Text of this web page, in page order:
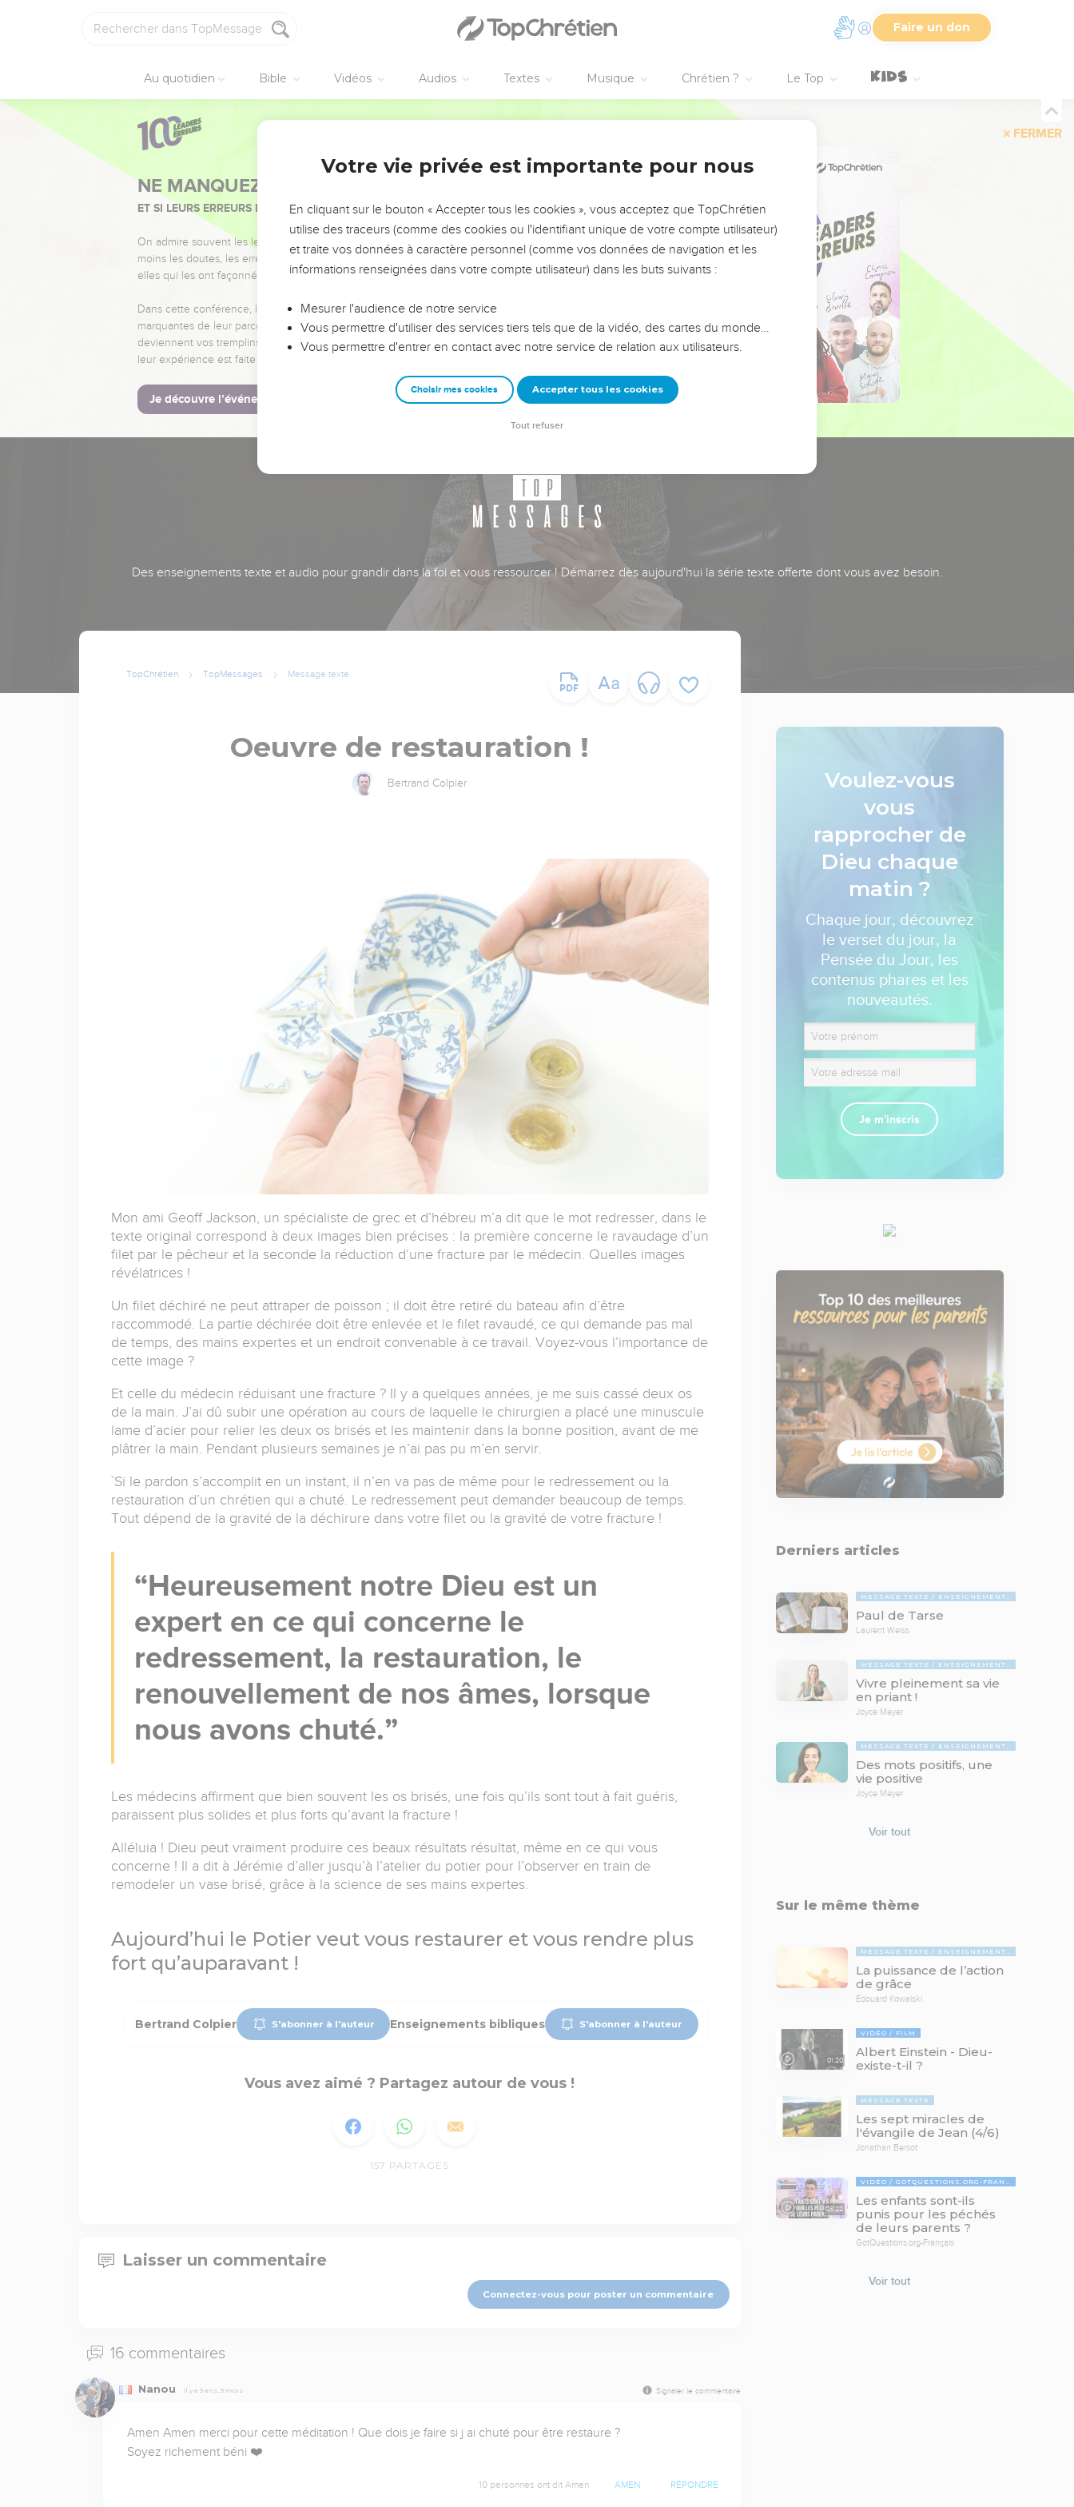
Faire un don
Au quotidien Bible Vidéos Audios Textes Musique Chrétien ? Le Top
FERMER
NE MANQUEZ PAS L’ÉVÉNEMENT DE L’ANNÉE !
ET SI LEURS ERREURS POUVAIENT VOUS ÉVITER LES VOTRES ?
On admire souvent les leaders pour leurs réussites, leur impact, leur foi ou leur vision. Mais on voit
moins les doutes, les erreurs et les saisons difficiles qu'ils ont traversés, alors même que ce sont
elles qui les ont façonnés.
Dans cette conférence, leaders, entrepreneurs, et responsables reviennent sur les erreurs
marquantes de leur parcours et les clés pour avancer avec plus de sagesse afin que leurs erreurs
deviennent vos tremplins. Que vous guidiez un ministère, une équipe, un groupe ou une famille,
leur expérience est faite pour vous.
Je découvre l’événement
Des enseignements texte et audio pour grandir dans la foi et vous ressourcer ! Démarrez dès aujourd'hui la série texte offerte dont vous avez besoin.
TopChrétien TopMessages Message texte
Oeuvre de restauration !
Bertrand Colpier
Mon ami Geoff Jackson, un spécialiste de grec et d’hébreu m’a dit que le mot redresser, dans le
texte original correspond à deux images bien précises : la première concerne le ravaudage d’un
filet par le pêcheur et la seconde la réduction d’une fracture par le médecin. Quelles images
révélatrices !
Un filet déchiré ne peut attraper de poisson ; il doit être retiré du bateau afin d’être
raccommodé. La partie déchirée doit être enlevée et le filet ravaudé, ce qui demande pas mal
de temps, des mains expertes et un endroit convenable à ce travail. Voyez-vous l’importance de
cette image ?
Et celle du médecin réduisant une fracture ? Il y a quelques années, je me suis cassé deux os
de la main. J’ai dû subir une opération au cours de laquelle le chirurgien a placé une minuscule
lame d’acier pour relier les deux os brisés et les maintenir dans la bonne position, avant de me
plâtrer la main. Pendant plusieurs semaines je n’ai pas pu m’en servir.
`Si le pardon s’accomplit en un instant, il n’en va pas de même pour le redressement ou la
restauration d’un chrétien qui a chuté. Le redressement peut demander beaucoup de temps.
Tout dépend de la gravité de la déchirure dans votre filet ou la gravité de votre fracture !
Heureusement notre Dieu est un
expert en ce qui concerne le
redressement, la restauration, le
renouvellement de nos âmes, lorsque
nous avons chuté.
Les médecins affirment que bien souvent les os brisés, une fois qu’ils sont tout à fait guéris,
paraissent plus solides et plus forts qu’avant la fracture !
Alléluia ! Dieu peut vraiment produire ces beaux résultats résultat, même en ce qui vous
concerne ! Il a dit à Jérémie d’aller jusqu’à l’atelier du potier pour l’observer en train de
remodeler un vase brisé, grâce à la science de ses mains expertes.
Aujourd’hui le Potier veut vous restaurer et vous rendre plus
fort qu’auparavant !
Bertrand Colpier S'abonner à l'auteur Enseignements bibliques S'abonner à l'auteur
Vous avez aimé ? Partagez autour de vous !
157 PARTAGES
Laisser un commentaire
Connectez-vous pour poster un commentaire
16 commentaires
Nanou Il y a 3 ans, 3 mois Signaler le commentaire
Amen Amen merci pour cette méditation ! Que dois je faire si j ai chuté pour être restaure ?
Soyez richement béni ❤️
10 personnes ont dit Amen AMEN RÉPONDRE
Voulez-vous
vous
rapprocher de
Dieu chaque
matin ?
Chaque jour, découvrez
le verset du jour, la
Pensée du Jour, les
contenus phares et les
nouveautés.
Je m'inscris
Derniers articles
MESSAGE TEXTE ENSEIGNEMENTS BIBLIQUES
Paul de Tarse
Laurent Weiss
MESSAGE TEXTE ENSEIGNEMENTS BIBLIQUES
Vivre pleinement sa vie
en priant !
Joyce Meyer
MESSAGE TEXTE ENSEIGNEMENTS BIBLIQUES
Des mots positifs, une
vie positive
Joyce Meyer
Voir tout
Sur le même thème
MESSAGE TEXTE ENSEIGNEMENTS BIBLIQUES
La puissance de l’action
de grâce
Edouard Kowalski
01:20
VIDÉO FILM
Albert Einstein - Dieu-
existe-t-il ?
MESSAGE TEXTE
Les sept miracles de
l'évangile de Jean (4/6)
Jonathan Bersot
03:22
VIDÉO GOTQUESTIONS.ORG-FRANÇAIS
Les enfants sont-ils
punis pour les péchés
de leurs parents ?
GotQuestions.org-Français
Voir tout
Votre vie privée est importante pour nous
En cliquant sur le bouton « Accepter tous les cookies », vous acceptez que TopChrétien
utilise des traceurs (comme des cookies ou l'identifiant unique de votre compte utilisateur)
et traite vos données à caractère personnel (comme vos données de navigation et les
informations renseignées dans votre compte utilisateur) dans les buts suivants :
Mesurer l'audience de notre service
Vous permettre d'utiliser des services tiers tels que de la vidéo, des cartes du monde…
Vous permettre d'entrer en contact avec notre service de relation aux utilisateurs.
Choisir mes cookies Accepter tous les cookies
Tout refuser